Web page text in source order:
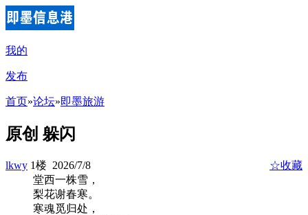
我的
发布
首页»论坛»即墨旅游
原创 躲闪
lkwy 1楼 2026/7/8
☆收藏
堂西一株雪，
梨花谢春寒。
寒魂觅归处，